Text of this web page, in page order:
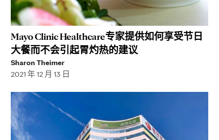
Mayo Clinic Healthcare专家提供如何享受节日
大餐而不会引起胃灼热的建议
Sharon Theimer
2021 年 12 月 13 日